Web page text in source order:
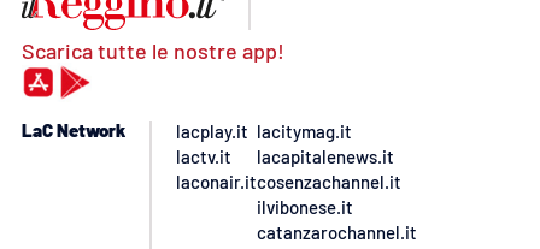
Scarica tutte le nostre app!
LaC Network
lacplay.it
lactv.it
laconair.it
lacitymag.it
lacapitalenews.it
cosenzachannel.it
ilvibonese.it
catanzarochannel.it